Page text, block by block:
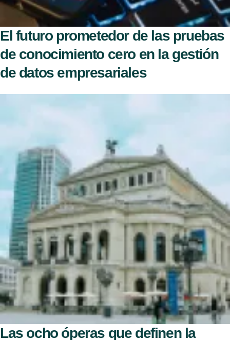
El futuro prometedor de las pruebas
de conocimiento cero en la gestión
de datos empresariales
Las ocho óperas que definen la